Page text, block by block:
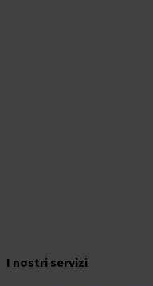
I nostri servizi